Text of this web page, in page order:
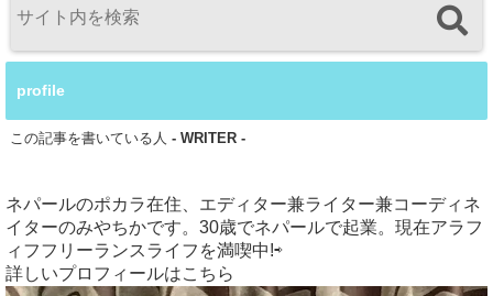
profile
この記事を書いている人 - WRITER -
ネパールのポカラ在住、エディター兼ライター兼コーディネ
イターのみやちかです。30歳でネパールで起業。現在アラフ
ィフフリーランスライフを満喫中!⇨
詳しいプロフィールはこちら